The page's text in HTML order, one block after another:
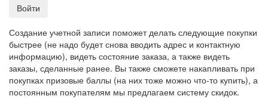
Войти
Создание учетной записи поможет делать следующие покупки
быстрее (не надо будет снова вводить адрес и контактную
информацию), видеть состояние заказа, а также видеть
заказы, сделанные ранее. Вы также сможете накапливать при
покупках призовые баллы (на них тоже можно что-то купить), а
постоянным покупателям мы предлагаем систему скидок.